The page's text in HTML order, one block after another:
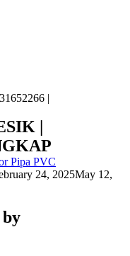
|
Pipa PVC
24, 2025May 12,